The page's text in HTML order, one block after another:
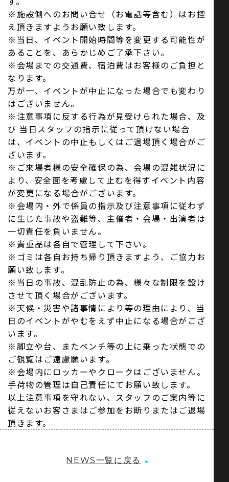
※施設側へのお問い合せ（お電話等含む）はお控
え頂きますようお願い致します。
※当日、イベント開始時間等を変更する可能性が
あることを、あらかじめご了承下さい。
※会場までの交通費、宿泊費はお客様のご負担と
なります。
万が一、イベントが中止になった場合でも変わり
はございません。
※注意事項に反する行為が見受けられた場合、及
び 当日スタッフの指示に従って頂けない場合
は、イベントの中止もしくはご退場頂く場合がご
ざいます。
※ご来場者様の安全確保の為、会場の混雑状況に
より、安全面を考慮して止むを得ずイベント内容
が変更になる場合がございます。
※会場内・外で係員の指示及び注意事項に従わず
に生じた事故や盗難等、主催者・会場・出演者は
一切責任を負いません。
※貴重品は各自で管理して下さい。
※ゴミは各自お持ち帰り頂きますよう、ご協力お
願い致します。
※当日の事故、混乱防止の為、様々な制限を設け
させて頂く場合がございます。
※天候・災害や諸事情により等の理由により、当
日のイベントがやむをえず中止になる場合がござ
います。
※脚立や台、またベンチ等の上に乗った状態での
ご観覧はご遠慮願います。
※会場内にロッカーやクロークはございません。
手荷物の管理は自己責任にてお願い致します。
以上注意事項を守れない、スタッフのご案内等に
従えないお客さまはご参加をお断りまたはご退場
頂きます。
NEWS一覧に戻る